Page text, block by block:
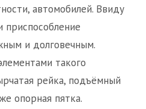
автомобилей. Ввиду
приспособление
и долговечным.
такого
рейка, подъёмный
опорная пятка.